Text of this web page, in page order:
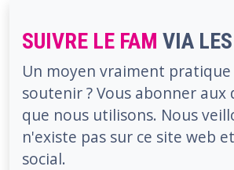
SUIVRE LE FAM VIA
Un moyen vraiment
soutenir ? Vous abonner
que nous utilisons. Nous
n'existe pas sur ce site web
social.